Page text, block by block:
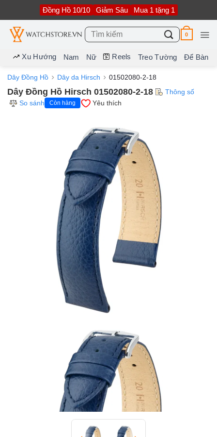
nội
dung
Đồng Hồ 10/10 Giảm Sâu Mua 1 tặng 1
Tìm
kiếm:
0
Xu Hướng Nam Nữ Reels Treo Tường Để Bàn
Dây Đồng Hồ Dây da Hirsch 01502080-2-18
Dây Đồng Hồ Hirsch 01502080-2-18
Thông số
So sánh
Còn hàng Yêu thích